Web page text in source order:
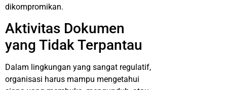
dikompromikan.
Aktivitas Dokumen
yang Tidak Terpantau
Dalam lingkungan yang sangat regulatif,
organisasi harus mampu mengetahui